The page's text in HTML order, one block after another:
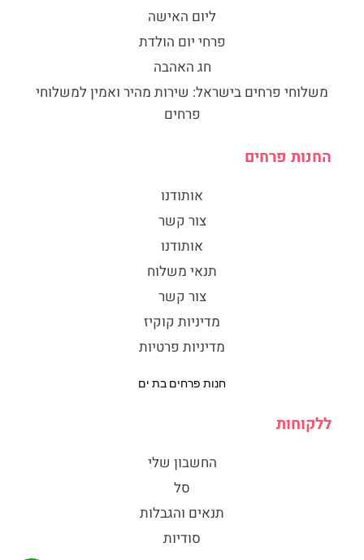
ליום האישה
פרחי יום הולדת
חג האהבה
​משלוחי פרחים בישראל: שירות מהיר ואמין למשלוחי
פרחים
החנות פרחים
אותודנו
צור קשר
אותודנו
תנאי משלוח
צור קשר
מדיניות קוקיז
מדיניות פרטיות
חנות פרחים בת ים
ללקוחות
החשבון שלי
סל
תנאים והגבלות
סודיות